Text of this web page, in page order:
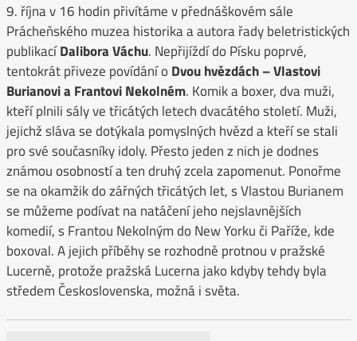
9. října v 16 hodin přivítáme v přednáškovém sále
Prácheňského muzea historika a autora řady beletristických
publikacíDalibora Váchu. Nepřijíždí do Písku poprvé,
tentokrát přiveze povídání o Dvou hvězdách – Vlastovi
Burianovi a Frantovi Nekolném. Komik a boxer, dva muži,
kteří plnili sály ve třicátých letech dvacátého století. Muži,
jejichž sláva se dotýkala pomyslných hvězd a kteří se stali
pro své současníky idoly. Přesto jeden z nich je dodnes
známou osobností a ten druhý zcela zapomenut. Ponořme
se na okamžik do zářných třicátých let, s Vlastou Burianem
se můžeme podívat na natáčení jeho nejslavnějších
komedií, s Frantou Nekolným do New Yorku či Paříže, kde
boxoval. A jejich příběhy se rozhodně protnou v pražské
Lucerně, protože pražská Lucerna jako kdyby tehdy byla
středem Československa, možná i světa.